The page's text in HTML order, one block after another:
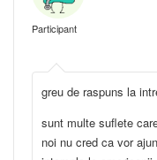
Participant
greu de raspuns la
sunt multe suflete
noi nu cred ca vor